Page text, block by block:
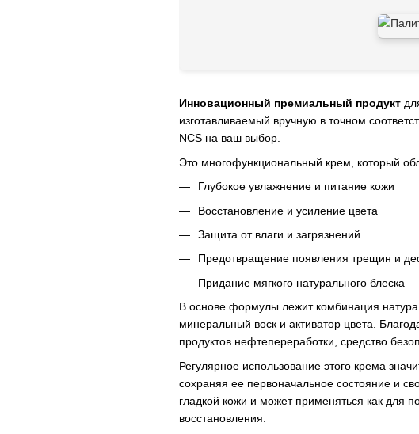
Инновационный премиальный продукт
изготавливаемый вручную в точном
NCS на ваш выбор.
Это многофункциональный крем, который
Глубокое увлажнение и питание кожи
Восстановление и усиление цвета
Защита от влаги и загрязнений
Предотвращение появления трещин и
Придание мягкого натурального блеска
В основе формулы лежит комбинация
минеральный воск и активатор цвета.
продуктов нефтепереработки, средство
Регулярное использование этого крема
сохраняя ее первоначальное состояние и
гладкой кожи и может применяться как для
восстановления.